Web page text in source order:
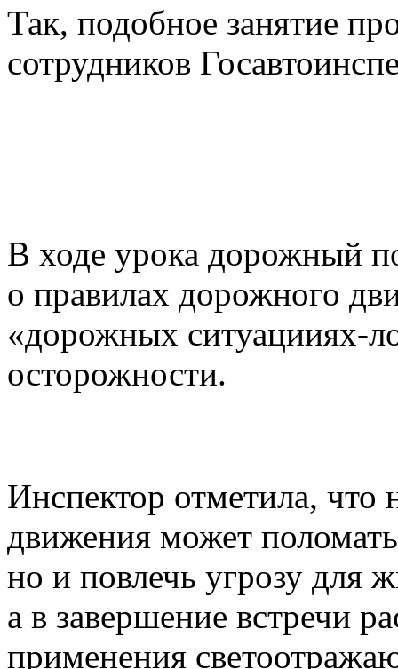
Так, подобное занятие
сотрудников
В ходе урока дорожный
о правилах дорожного
«дорожных ситуацииях-
осторожности.
Инспектор отметила,
движения может
но и повлечь угрозу для
а в завершение встречи
применения